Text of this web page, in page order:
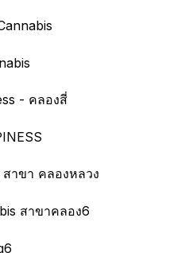
- คลองสี่
าขา คลองหลวง
สาขาคลอง6